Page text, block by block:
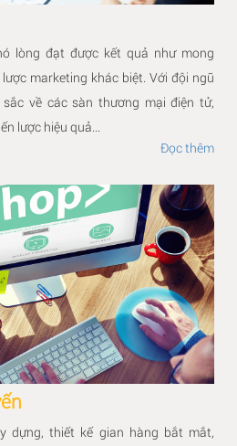
lòng đạt được kết quả như mong
marketing khác biệt. Với đội ngũ
về các sàn thương mại điện tử,
lược hiệu quả...
Đọc thêm
dựng, thiết kế gian hàng bắt mắt,